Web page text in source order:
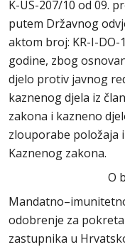
K-US-207/10 od 09.
putem Državnog
aktom broj: KR-I-DO-
godine, zbog
djelo protiv javnog
kaznenog djela iz
zakona i kazneno
zlouporabe položaja
Kaznenog zakona.
O
odobrenje za
zastupnika u